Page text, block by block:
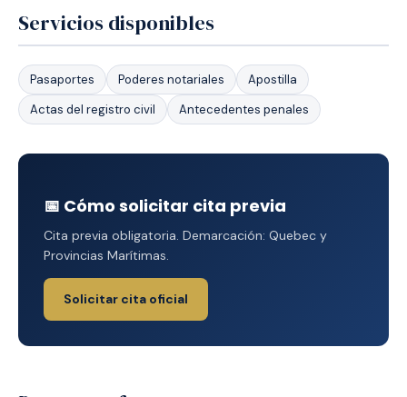
Servicios disponibles
Pasaportes Poderes notariales
Apostilla
Actas del registro civil
Antecedentes penales
📅 Cómo solicitar cita previa
Cita previa obligatoria. Demarcación: Quebec y
Provincias Marítimas.
Solicitar cita oficial